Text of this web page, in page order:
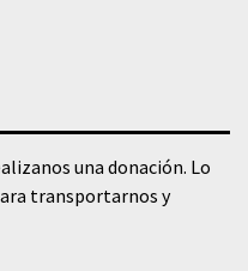
una donación. Lo
transportarnos y